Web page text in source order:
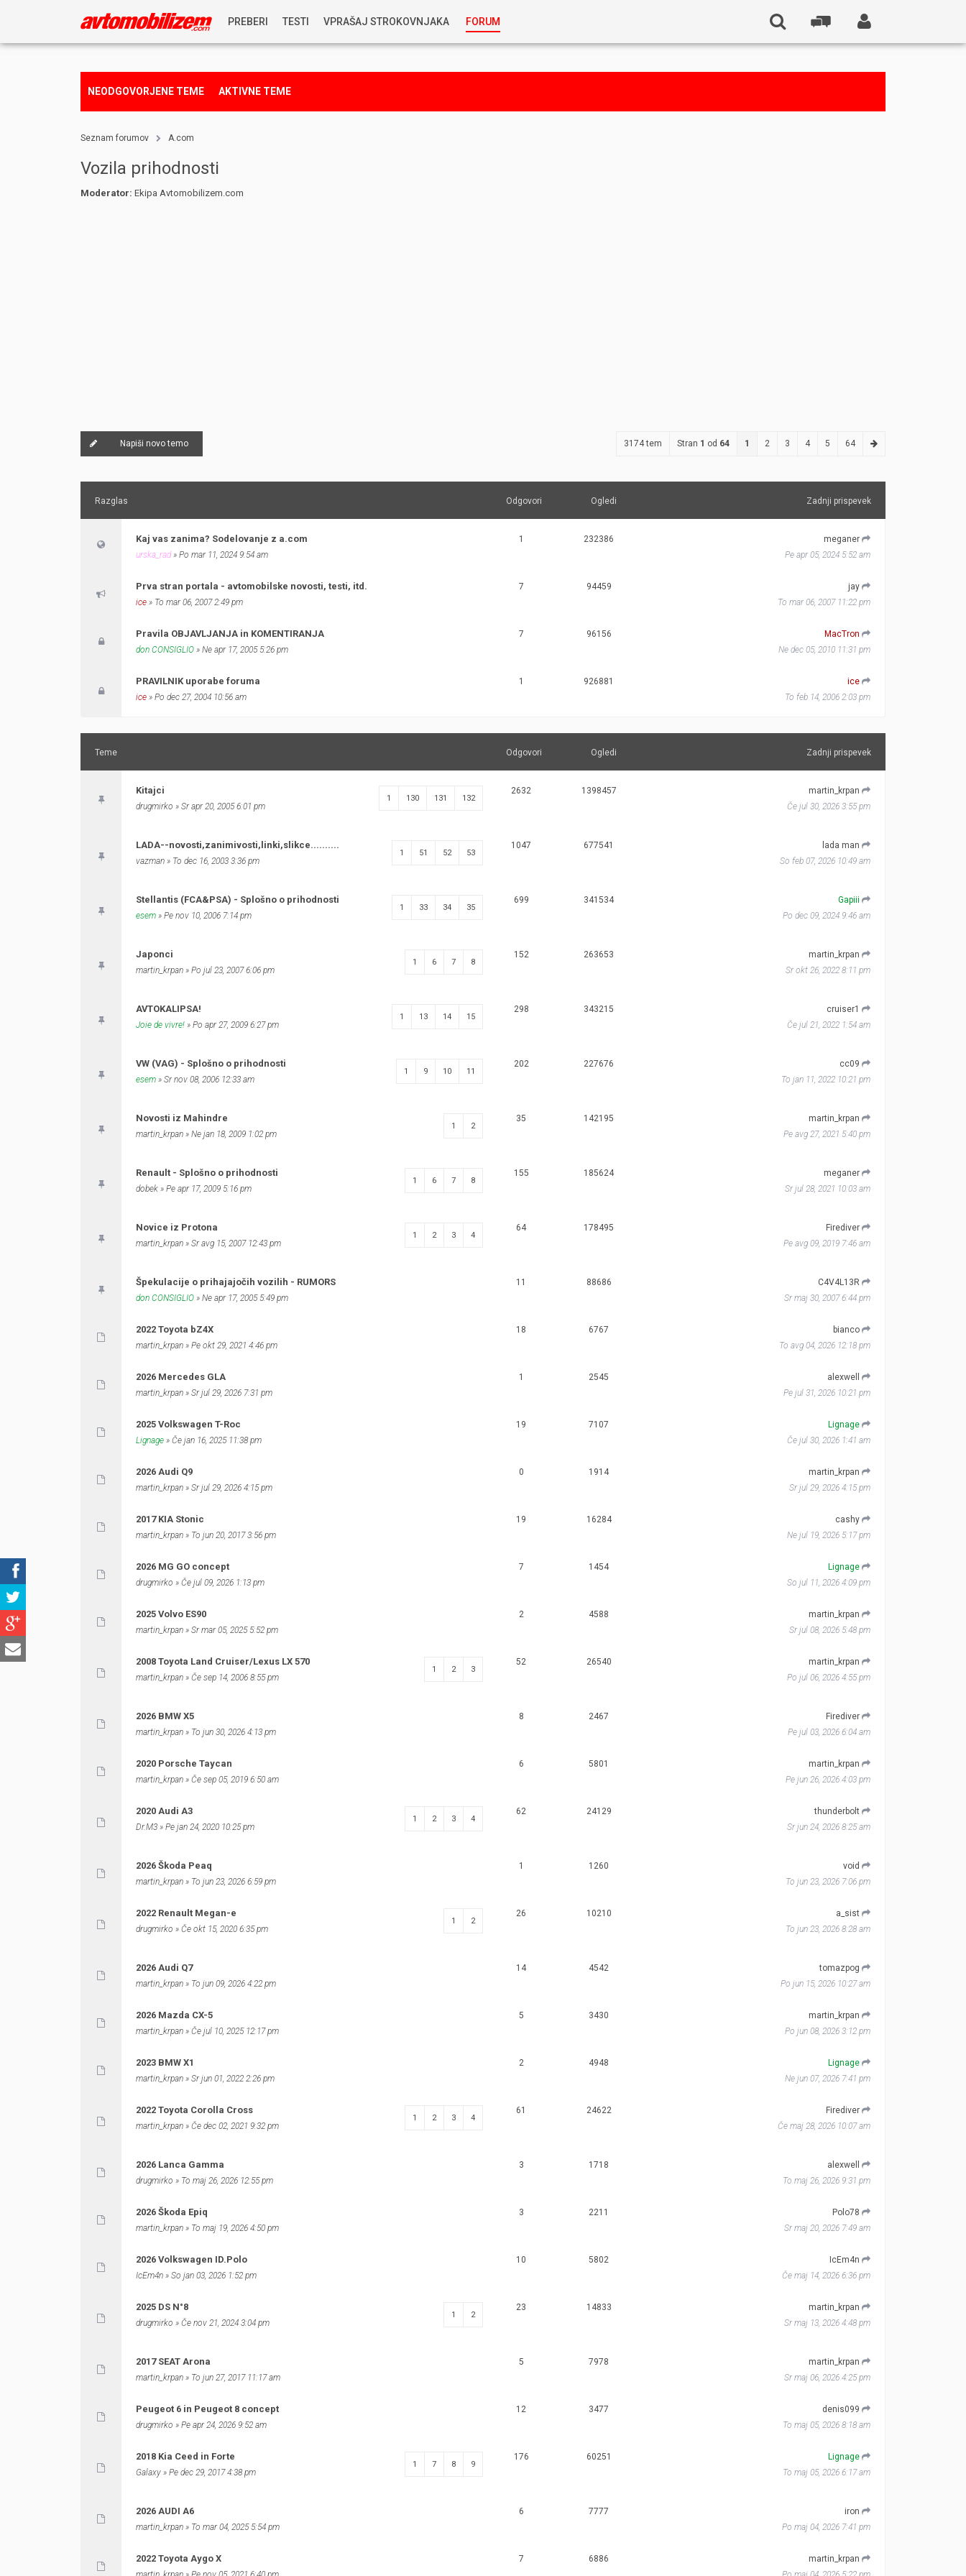
PREBERI
NAGRADNA IGRA
TESTI VPRAŠAJ STROKOVNJAKA
KOSTJA PRIHODA
FORUM
NEODGOVORJENE TEME AKTIVNE TEME
Seznam forumov A.com
Vozila prihodnosti
Moderator: Ekipa Avtomobilizem.com
Napiši novo temo 3174 tem Stran 1 od 64 1 2 3 4 5 64
Razglas Odgovori Ogledi Zadnji prispevek
Kaj vas zanima? Sodelovanje z a.com
urska_rad» Po mar 11, 2024 9:54 am
1 232386
meganer
Pe apr 05, 2024 5:52 am
Prva stran portala - avtomobilske novosti, testi, itd.
ice » To mar 06, 2007 2:49 pm
7 94459
jay
To mar 06, 2007 11:22 pm
Pravila OBJAVLJANJA in KOMENTIRANJA
don CONSIGLIO » Ne apr 17, 2005 5:26 pm
7 96156
MacTron
Ne dec 05, 2010 11:31 pm
PRAVILNIK uporabe foruma
ice » Po dec 27, 2004 10:56 am
1 926881
ice
To feb 14, 2006 2:03 pm
Teme Odgovori Ogledi Zadnji prispevek
1 130 131 132
Kitajci
drugmirko » Sr apr 20, 2005 6:01 pm
2632 1398457
martin_krpan
Če jul 30, 2026 3:55 pm
1 51 52 53
LADA--novosti,zanimivosti,linki,slikce..........
vazman » To dec 16, 2003 3:36 pm
1047 677541
lada man
So feb 07, 2026 10:49 am
1 33 34 35
Stellantis (FCA&PSA) - Splošno o prihodnosti
esem » Pe nov 10, 2006 7:14 pm
699 341534
Gapiii
Po dec 09, 2024 9:46 am
1 6 7 8
Japonci
martin_krpan » Po jul 23, 2007 6:06 pm
152 263653
martin_krpan
Sr okt 26, 2022 8:11 pm
1 13 14 15
AVTOKALIPSA!
Joie de vivre! » Po apr 27, 2009 6:27 pm
298 343215
cruiser1
Če jul 21, 2022 1:54 am
1 9 10 11
VW (VAG) - Splošno o prihodnosti
esem » Sr nov 08, 2006 12:33 am
202 227676
cc09
To jan 11, 2022 10:21 pm
1 2
Novosti iz Mahindre
martin_krpan » Ne jan 18, 2009 1:02 pm
35 142195
martin_krpan
Pe avg 27, 2021 5:40 pm
1 6 7 8
Renault - Splošno o prihodnosti
dobek » Pe apr 17, 2009 5:16 pm
155 185624
meganer
Sr jul 28, 2021 10:03 am
1 2 3 4
Novice iz Protona
martin_krpan » Sr avg 15, 2007 12:43 pm
64 178495
Firediver
Pe avg 09, 2019 7:46 am
Špekulacije o prihajajočih vozilih - RUMORS
don CONSIGLIO » Ne apr 17, 2005 5:49 pm
11 88686
C4V4L13R
Sr maj 30, 2007 6:44 pm
2022 Toyota bZ4X
martin_krpan » Pe okt 29, 2021 4:46 pm
18 6767
bianco
To avg 04, 2026 12:18 pm
2026 Mercedes GLA
martin_krpan » Sr jul 29, 2026 7:31 pm
1 2545
alexwell
Pe jul 31, 2026 10:21 pm
2025 Volkswagen T-Roc
Lignage » Če jan 16, 2025 11:38 pm
19 7107
Lignage
Če jul 30, 2026 1:41 am
2026 Audi Q9
martin_krpan » Sr jul 29, 2026 4:15 pm
0 1914
martin_krpan
Sr jul 29, 2026 4:15 pm
2017 KIA Stonic
martin_krpan » To jun 20, 2017 3:56 pm
19 16284
cashy
Ne jul 19, 2026 5:17 pm
2026 MG GO concept
drugmirko » Če jul 09, 2026 1:13 pm
7 1454
Lignage
So jul 11, 2026 4:09 pm
2025 Volvo ES90
martin_krpan » Sr mar 05, 2025 5:52 pm
2 4588
martin_krpan
Sr jul 08, 2026 5:48 pm
1 2 3
2008 Toyota Land Cruiser/Lexus LX 570
martin_krpan » Če sep 14, 2006 8:55 pm
52 26540
martin_krpan
Po jul 06, 2026 4:55 pm
2026 BMW X5
martin_krpan » To jun 30, 2026 4:13 pm
8 2467
Firediver
Pe jul 03, 2026 6:04 am
2020 Porsche Taycan
martin_krpan » Če sep 05, 2019 6:50 am
6 5801
martin_krpan
Pe jun 26, 2026 4:03 pm
1 2 3 4
2020 Audi A3
Dr.M3 » Pe jan 24, 2020 10:25 pm
62 24129
thunderbolt
Sr jun 24, 2026 8:25 am
2026 Škoda Peaq
martin_krpan » To jun 23, 2026 6:59 pm
1 1260
void
To jun 23, 2026 7:06 pm
1 2
2022 Renault Megan-e
drugmirko » Če okt 15, 2020 6:35 pm
26 10210
a_sist
To jun 23, 2026 8:28 am
2026 Audi Q7
martin_krpan » To jun 09, 2026 4:22 pm
14 4542
tomazpog
Po jun 15, 2026 10:27 am
2026 Mazda CX-5
martin_krpan » Če jul 10, 2025 12:17 pm
5 3430
martin_krpan
Po jun 08, 2026 3:12 pm
2023 BMW X1
martin_krpan » Sr jun 01, 2022 2:26 pm
2 4948
Lignage
Ne jun 07, 2026 7:41 pm
1 2 3 4
2022 Toyota Corolla Cross
martin_krpan » Če dec 02, 2021 9:32 pm
61 24622
Firediver
Če maj 28, 2026 10:07 am
2026 Lanca Gamma
drugmirko » To maj 26, 2026 12:55 pm
3 1718
alexwell
To maj 26, 2026 9:31 pm
2026 Škoda Epiq
martin_krpan » To maj 19, 2026 4:50 pm
3 2211
Polo78
Sr maj 20, 2026 7:49 am
2026 Volkswagen ID.Polo
IcEm4n » So jan 03, 2026 1:52 pm
10 5802
IcEm4n
Če maj 14, 2026 6:36 pm
1 2
2025 DS N°8
drugmirko » Če nov 21, 2024 3:04 pm
23 14833
martin_krpan
Sr maj 13, 2026 4:48 pm
2017 SEAT Arona
martin_krpan » To jun 27, 2017 11:17 am
5 7978
martin_krpan
Sr maj 06, 2026 4:25 pm
Peugeot 6 in Peugeot 8 concept
drugmirko » Pe apr 24, 2026 9:52 am
12 3477
denis099
To maj 05, 2026 8:18 am
1 7 8 9
2018 Kia Ceed in Forte
Galaxy » Pe dec 29, 2017 4:38 pm
176 60251
Lignage
To maj 05, 2026 6:17 am
2026 AUDI A6
martin_krpan » To mar 04, 2025 5:54 pm
6 7777
iron
Po maj 04, 2026 7:41 pm
2022 Toyota Aygo X 7 6886
martin_krpan